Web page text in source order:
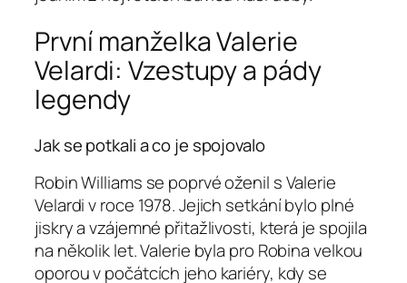
První manželka Valerie
Velardi: Vzestupy a pády
legendy
Jak se potkali a co je spojovalo
Robin Williams se poprvé oženil s Valerie
Velardi v roce 1978. Jejich setkání bylo plné
jiskry a vzájemné přitažlivosti, která je spojila
na několik let. Valerie byla pro Robina velkou
oporou v počátcích jeho kariéry, kdy se